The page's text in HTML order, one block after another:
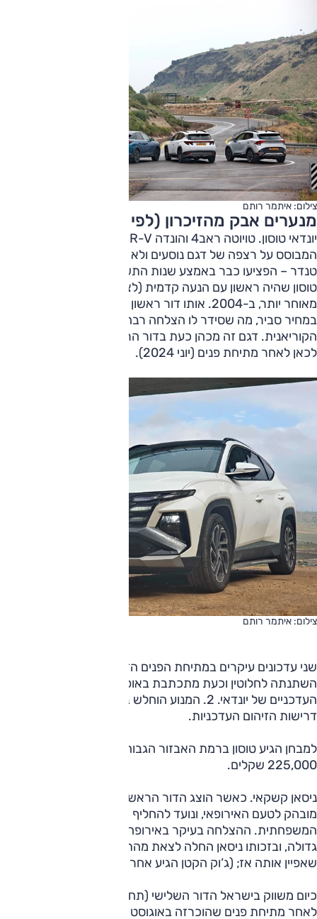
צילום: איתמר רותם
מנערים אבק מהזיכרון (לפי סדר א-ב)
המבוסס על רצפה של דגם נוסעים ולא שלדה של רכב שטח או
טנדר – הפציעו כבר באמצע שנות התשעים. אבל היה זה יונדאי
טוסון שהיה ראשון עם הנעה קדמית (לצד הנעה כפולה) – עשור
מאוחר יותר, ב-2004. אותו דור ראשון של הדגם, הוצע גם ולכן
במחיר סביר, מה שסידר לו הצלחה רבה, הוביל את ההתפשטות
לכאן לאחר מתיחת פנים (יוני 2024).
צילום: איתמר רותם
השתנתה לחלוטין וכעת מתכתבת באופן הדוק יותר עם דגמיה
דרישות הזיהום העדכניות.
למבחן הגיע טוסון ברמת האבזור הגבוהה ביותר, 'עלית', שמחירה
225,000 שקלים.
מובהק לטעם האירופאי, ונועד להחליף שם את המכונית
המשפחתית. ההצלחה בעיקר באירופה (אבל לא רק) הייתה
גדולה, ובזכותו ניסאן החלה לצאת מהתחום היעיל-אך-משמים
שאפיין אותה אז; (ג‘וק הקטן הגיע אחריו).